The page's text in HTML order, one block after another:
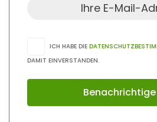
ICH HABE DIE
DAMIT EINVERSTANDEN.